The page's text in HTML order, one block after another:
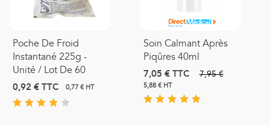
Poche De Froid
Instantané 225g -
Unité / Lot De 60
0,92 €TTC 0,77 € HT
Soin Calmant Après
Piqûres 40ml
7,05 €TTC 7,95 €
5,88 € HT